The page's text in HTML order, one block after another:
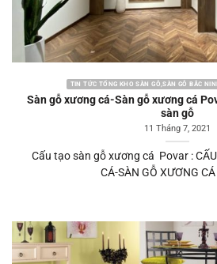
TIN TỨC TỔNG KHO SÀN GỖ,SÀN GỖ BẮC
Sàn gỗ xương cá-Sàn gỗ xương cá
sàn gỗ
11 Tháng 7, 2021
Cấu tạo sàn gỗ xương cá Povar : CẤU
CÁ-SÀN GỖ XƯƠNG